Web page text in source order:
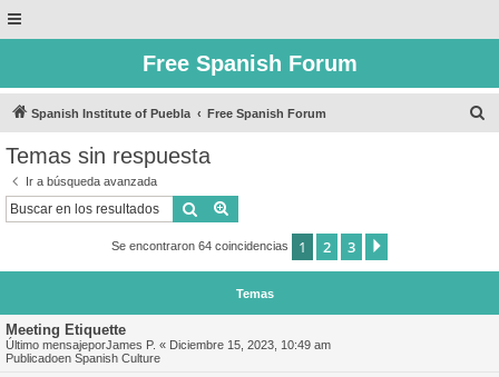
Free Spanish Forum
Spanish Institute of Puebla Free Spanish Forum
Temas sin respuesta
Ir a búsqueda avanzada
Buscar
Se encontraron 64 coincidencias 1 2 3
Temas
Meeting Etiquette
Último mensajeporJames P. « Diciembre 15, 2023, 10:49 am
Publicadoen Spanish Culture